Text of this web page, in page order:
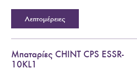
Λεπτομέρειες
Μπαταρίες CHINT CPS ESSR-
10KL1